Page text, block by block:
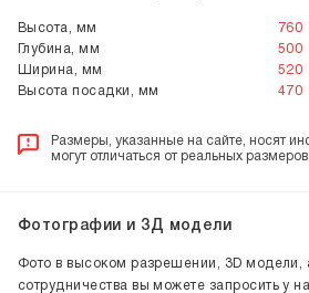
Высота, мм
760
Глубина, мм
500
Ширина, мм
520
Высота посадки, мм
470
Размеры, указанные на сайте, носят
могут отличаться от реальных
Фотографии и 3Д модели
Фото в высоком разрешении, 3D модели,
сотрудничества вы можете запросить у